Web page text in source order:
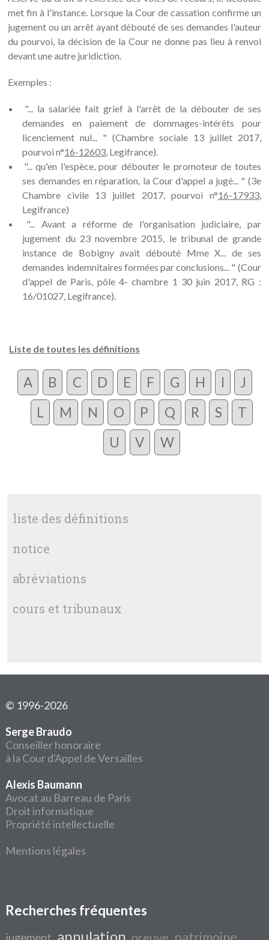
met fin à l'instance. Lorsque la Cour de cassation confirme un
jugement ou un arrêt ayant débouté de ses demandes l'auteur
du pourvoi, la décision de la Cour ne donne pas lieu à renvoi
devant une autre juridiction.
Exemples :
"... la salariée fait grief à l'arrêt de la débouter de ses
demandes en paiement de dommages-intérêts pour
licenciement nul... " (Chambre sociale 13 juillet 2017,
pourvoi n°16-12603, Legifrance).
"... qu'en l'espèce, pour débouter le promoteur de toutes
ses demandes en réparation, la Cour d'appel a jugé... " (3e
Chambre civile 13 juillet 2017, pourvoi n°16-17933,
Legifrance)
"... Avant a réforme de l'organisation judiciaire, par
jugement du 23 novembre 2015, le tribunal de grande
instance de Bobigny avait débouté Mme X... de ses
demandes indemnitaires formées par conclusions... " (Cour
d'appel de Paris, pôle 4- chambre 1 30 juin 2017, RG :
16/01027, Legifrance).
Liste de toutes les définitions
A B C D E F G H I
J
L
M N O P Q R S
T
U
V W
liste des définitions
notice
abréviations
cours et tribunaux
© 1996-2026
Serge Braudo
Conseiller honoraire
à la Cour d'Appel de Versailles
Alexis Baumann
Avocat au Barreau de Paris
Droit informatique
Propriété intellectuelle
Mentions légales
Recherches fréquentes
annulation preuve